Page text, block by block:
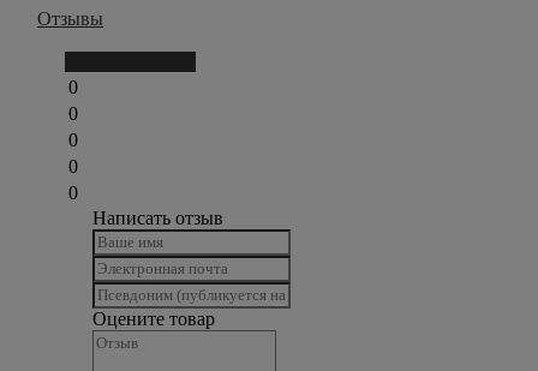
Отзывы
0
0
0
0
0
Написать отзыв
Оцените товар